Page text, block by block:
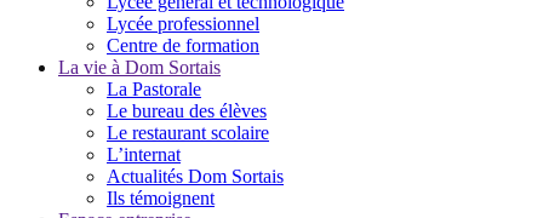
Lycée professionnel
Centre de formation
La vie à Dom Sortais
La Pastorale
Le bureau des élèves
Le restaurant scolaire
L’internat
Actualités Dom Sortais
Ils témoignent